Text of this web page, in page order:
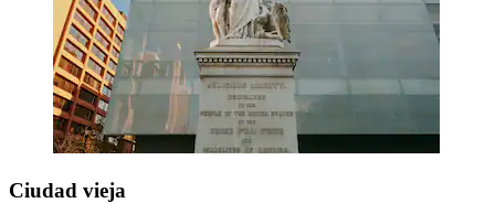
Ciudad vieja